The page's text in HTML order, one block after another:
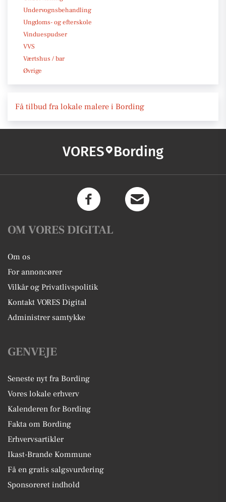
Undervognsbehandling
Ungdoms- og efterskole
Vinduespudser
VVS
Værtshus / bar
Øvrige
Få tilbud fra lokale malere i Bording
VORES Bording
OM VORES DIGITAL
Om os
For annoncører
Vilkår og Privatlivspolitik
Kontakt VORES Digital
Administrer samtykke
GENVEJE
Seneste nyt fra Bording
Vores lokale erhverv
Kalenderen for Bording
Fakta om Bording
Erhvervsartikler
Ikast-Brande Kommune
Få en gratis salgsvurdering
Sponsoreret indhold